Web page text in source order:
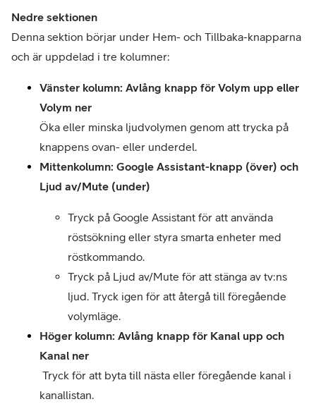
Nedre sektionen
Denna sektion börjar under Hem- och Tillbaka-knapparna
och är uppdelad i tre kolumner:
Vänster kolumn: Avlång knapp för Volym upp eller
Öka eller minska ljudvolymen genom att trycka på
knappens ovan- eller underdel.
Mittenkolumn: Google Assistant-knapp (över) och
Ljud av/Mute (under)
Tryck på Google Assistant för att använda
röstsökning eller styra smarta enheter med
röstkommando.
Tryck på Ljud av/Mute för att stänga av tv:ns
ljud. Tryck igen för att återgå till föregående
volymläge.
Höger kolumn: Avlång knapp för Kanal upp och
Kanal ner
kanallistan.